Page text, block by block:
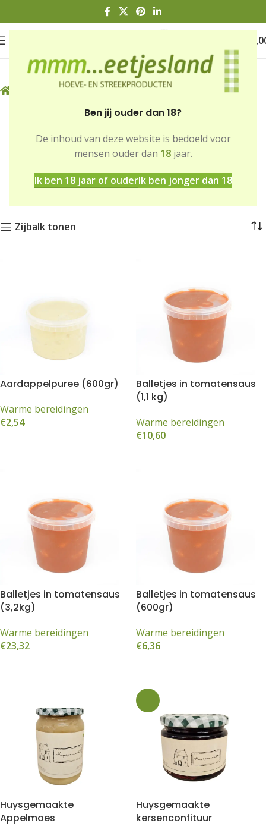
Ben jij ouder dan 18?
De inhoud van deze website is bedoeld voor
mensen ouder dan 18jaar.
Ik ben 18 jaar of ouderIk ben jonger dan 18
Winkel Warme bereidingen
Warme
bereidingen
Zijbalk tonen
Aardappelpuree (600gr)
Warme bereidingen
€2,54
Balletjes in tomatensaus
(1,1 kg)
Warme bereidingen
€10,60
Balletjes in tomatensaus
(3,2kg)
Warme bereidingen
€23,32
Balletjes in tomatensaus
(600gr)
Warme bereidingen
€6,36
Huysgemaakte
Appelmoes
Huysgemaakte
kersenconfituur